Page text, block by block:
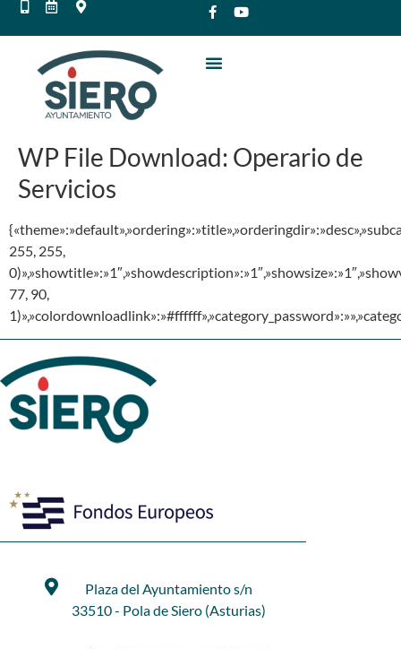
WP File Download: Operario de
Servicios
255, 255,
77, 90,
Plaza del Ayuntamiento s/n
33510 - Pola de Siero (Asturias)